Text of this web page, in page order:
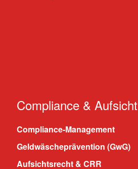
Compliance & Aufsicht
Compliance-Management
Geldwäscheprävention (GwG)
Aufsichtsrecht & CRR